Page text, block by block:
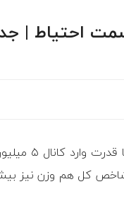
به سمت احتیاط
، شاخص کل